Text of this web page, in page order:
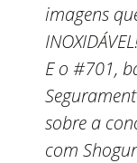
imagens
E o #701,
sobre a
com